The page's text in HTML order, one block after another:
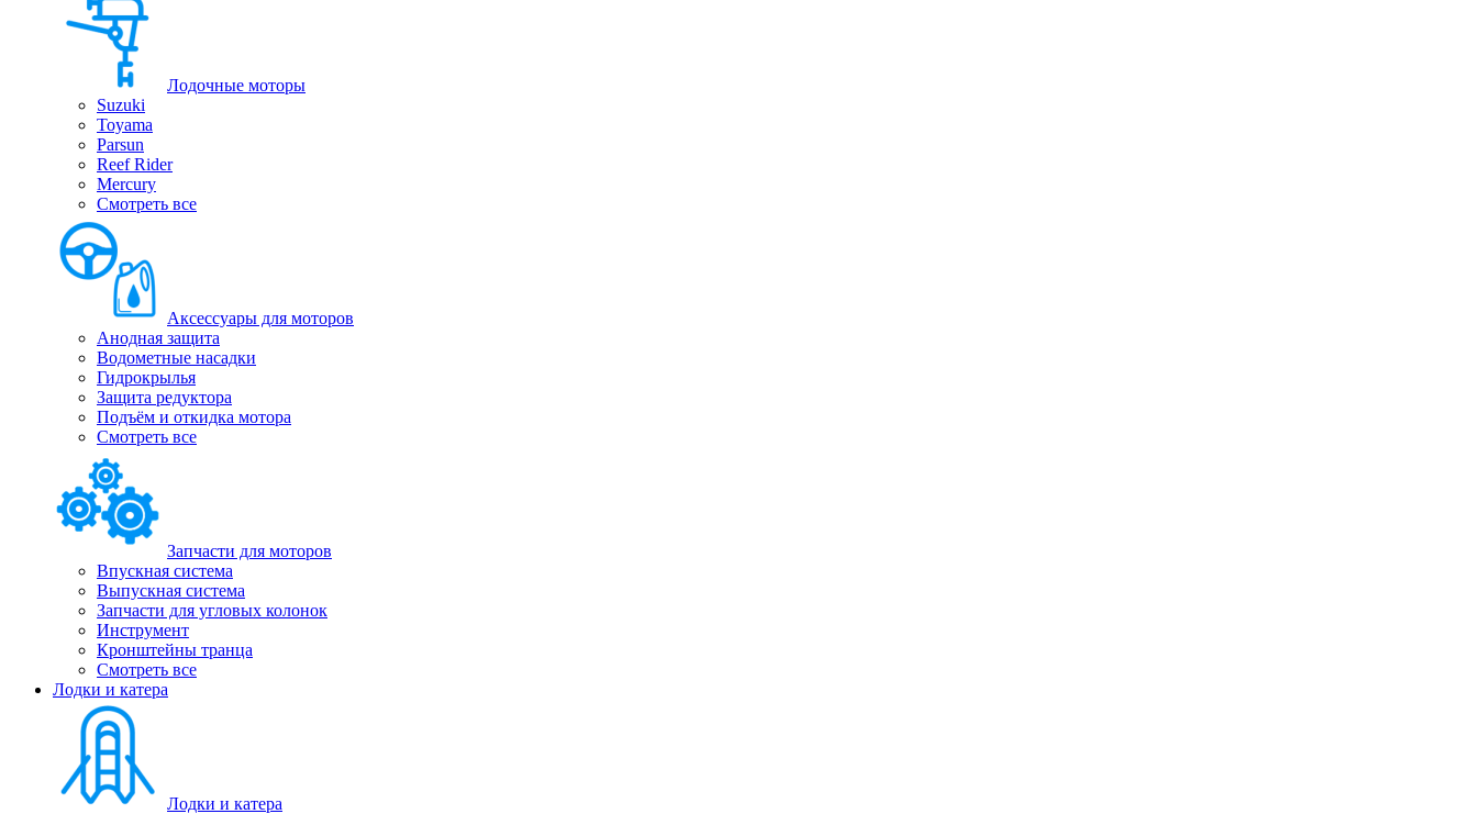
Лодочные моторы
Suzuki
Toyama
Parsun
Reef Rider
Mercury
Смотреть все
Аксессуары для моторов
Анодная защита
Водометные насадки
Гидрокрылья
Защита редуктора
Подъём и откидка мотора
Смотреть все
Запчасти для моторов
Впускная система
Выпускная система
Запчасти для угловых колонок
Инструмент
Кронштейны транца
Смотреть все
Лодки и катера
Лодки и катера